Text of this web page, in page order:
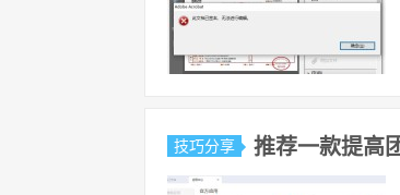
技巧分享 推荐一款提高